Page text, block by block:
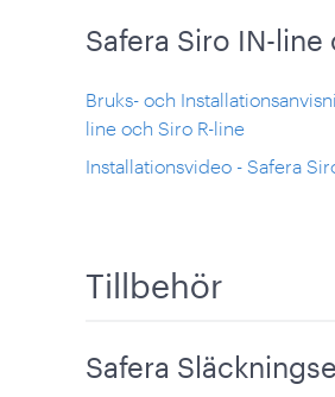
Safera Siro IN-line
Bruks- och
line och Siro R-line
Installationsvideo - Safera
Tillbehör
Safera